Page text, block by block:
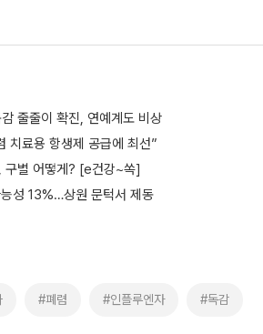
줄줄이 확진, 연예계도 비상
치료용 항생제 공급에 최선”
구별 어떻게? [e건강~쏙]
성 13%…상원 문턱서 제동
#폐렴 #인플루엔자 #독감